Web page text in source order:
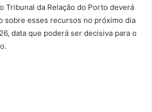
Tribunal da Relação do Porto deverá
sobre esses recursos no próximo dia
data que poderá ser decisiva para o